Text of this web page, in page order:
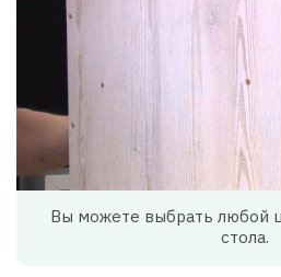
Вы можете выбрать любой
стола.